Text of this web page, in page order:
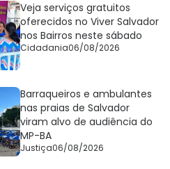
Veja serviços gratuitos
oferecidos no Viver Salvador
nos Bairros neste sábado
Cidadania06/08/2026
Barraqueiros e ambulantes
nas praias de Salvador
viram alvo de audiência do
MP-BA
Justiça06/08/2026